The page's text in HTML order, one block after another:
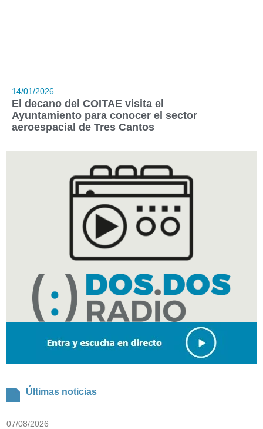
14/01/2026
El decano del COITAE visita el
Ayuntamiento para conocer el sector
aeroespacial de Tres Cantos
Últimas noticias
07/08/2026